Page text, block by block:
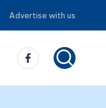
Advertise with us
Facebook